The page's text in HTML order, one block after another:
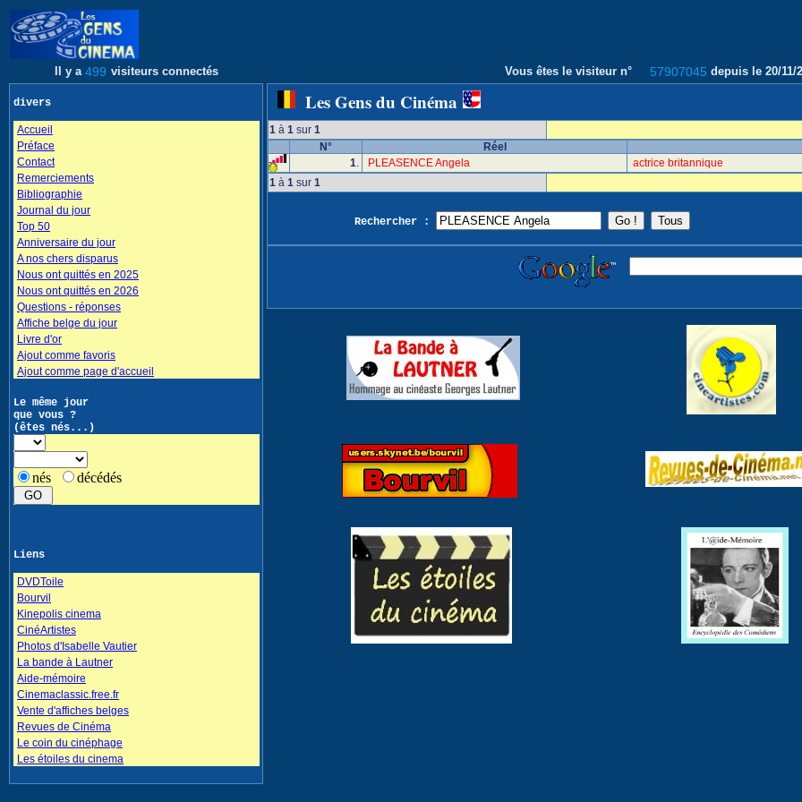
Il y a 499 visiteurs connectés Vous êtes le visiteur n° 57907045 depuis le 20/11/
divers
Accueil
Préface
Contact
Remerciements
Bibliographie
Journal du jour
Top 50
Anniversaire du jour
A nos chers disparus
Nous ont quittés en 2025
Nous ont quittés en 2026
Questions - réponses
Affiche belge du jour
Livre d'or
Ajout comme favoris
Ajout comme page d'accueil
Le même jour
que vous ?
(êtes nés...)
nés décédés
Liens
DVDToile
Bourvil
Kinepolis cinema
CinéArtistes
Photos d'Isabelle Vautier
La bande à Lautner
Aide-mémoire
Cinemaclassic.free.fr
Vente d'affiches belges
Revues de Cinéma
Le coin du cinéphage
Les étoiles du cinema
Les Gens du Cinéma
1 à 1 sur 1
N°
Réel
1. PLEASENCE Angela
actrice britannique
1 à 1 sur 1
Rechercher :